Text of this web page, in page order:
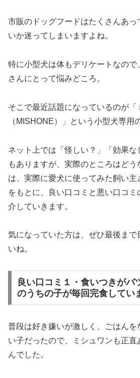
市販のドッグフードはたくさんあっ
いか迷ってしまいますよね。
特に小型犬は体もデリケートなので
さんにとって悩みどころ。
そこで最近話題になっているのが「
（MISHONE）」という小型犬専用
ネット上では「怪しい？」「効果な
もありますが、実際のところはどう
は、実際に愛犬に使ってみた飼い
をもとに、良い口コミと悪い口コ
介していきます。
気になっていた方は、ぜひ最後まで
いね。
良い口コミ１・食いつきがバ
のうちの子が毎回完食してい
普段は好き嫌いが激しく、ごはんを
い子だったので、ミシュワンも正
んでした。